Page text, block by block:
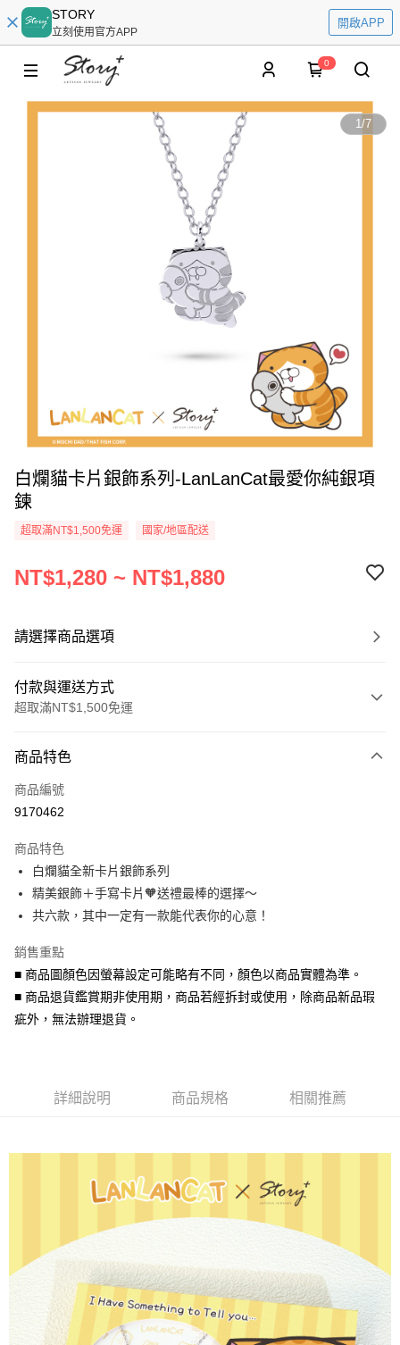
STORY
立刻使用官方APP
開啟APP
0
1/7
白爛貓卡片銀飾系列-LanLanCat最愛你純銀項
鍊
超取滿NT$1,500免運 國家/地區配送
NT$1,280 ~ NT$1,880
請選擇商品選項
付款與運送方式
超取滿NT$1,500免運
信用卡一次付款
信用卡分期付款
合作金庫商業銀行
華南商業銀行
上海商業儲蓄銀行
台北富邦商業銀行
國泰世華商業銀行
兆豐國際商業銀行
匯豐（台灣）商業銀行
聯邦商業銀行
遠東國際商業銀行
元大商業銀行
永豐商業銀行
台新國際商業銀行
6 期 0 利率 每期
華南商業銀行
彰化商業銀行
上海商業儲蓄銀行
台北富邦商業銀行
臺灣中小企業銀行
匯豐（台灣）商業銀行
華泰商業銀行
聯邦商業銀行
遠東國際商業銀行
元大商業銀行
超商取貨付款
LINE Pay
Apple Pay
街口支付
悠遊付
相關說明
１．簡單：不需註冊會員、不需綁卡、不需儲值。
２．便利：只要手機號碼，簡訊認證，即可結帳。
【「AFTEE先享後付」結帳流程】
１．於結帳方式選擇「AFTEE先享後付」後，將跳轉至「AFTEE先享後付」
結帳頁面，進行簡訊認證並確認金額後，即可完成結帳。
２．訂單成立數日內，您將收到繳費通知簡訊。
３．收到繳費通知簡訊後14天內，點擊此簡訊中的連結，可透過四大超商／
ATM／網路銀行／等多元方式進行付款，方視為交易完成。
※ 請注意：結帳手續完成當下不需立刻繳費，但若您需要取消訂單，請聯絡
全家取貨付款
每筆NT$60，滿NT$1,500(含以上)免運費
付款後全家取貨
每筆NT$60，滿NT$1,500(含以上)免運費
商品特色
商品編號
9170462
商品特色
白爛貓全新卡片銀飾系列
精美銀飾＋手寫卡片🧡送禮最棒的選擇～
共六款，其中一定有一款能代表你的心意！
銷售重點
■ 商品圖顏色因螢幕設定可能略有不同，顏色以商品實體為準。
■ 商品退貨鑑賞期非使用期，商品若經拆封或使用，除商品新品瑕
疵外，無法辦理退貨。
詳細說明 商品規格 相關推薦